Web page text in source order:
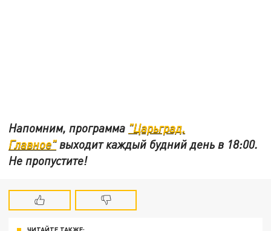
Напомним, программа "Царьград.
Главное"выходит каждый будний день в 18:00.
Не пропустите!